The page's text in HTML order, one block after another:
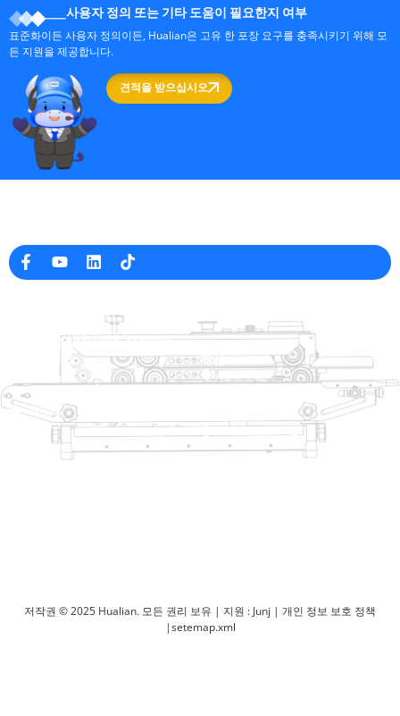
사용자 정의 또는 기타 도움이 필요한지 여부
표준화이든 사용자 정의이든, Hualian은 고유 한 포장 요구를 충족시키기 위해 모
든 지원을 제공합니다.
견적을 받으십시오
도움말 링크
제품
해결책
제품
트레이 살러
열적 성형 포장 기계
가방 폐쇄 시스템
+8613738733841
No. 2 Dawei Road, Gaoxiang
산업 구역, Wenzhou, 중국 잔즈 앙
저작권 © 2025 Hualian. 모든 권리 보유 | 지원 : Junj | 개인 정보 보호 정책
|setemap.xml